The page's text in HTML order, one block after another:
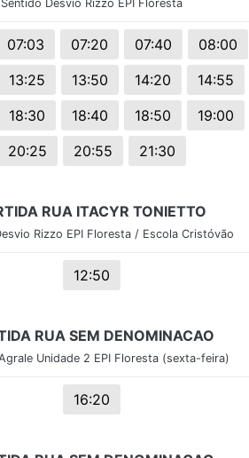
Sentido Desvio Rizzo EPI Floresta
07:03 07:20 07:40 08:00
13:25 13:50 14:20 14:55
18:30 18:40 18:50 19:00
20:25
20:55 21:30
RUA ITACYR TONIETTO
Rizzo EPI Floresta / Escola Cristóvão
12:50
RUA SEM DENOMINACAO
Unidade 2 EPI Floresta (sexta-feira)
16:20